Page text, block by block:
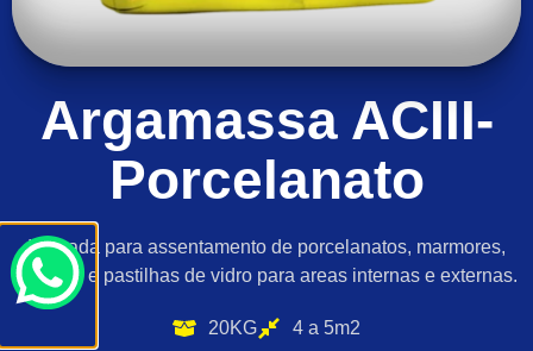
Argamassa ACIII-
Porcelanato
Indicada para assentamento de porcelanatos, marmores,
granitos e pastilhas de vidro para areas internas e externas.
20KG 4 a 5m2